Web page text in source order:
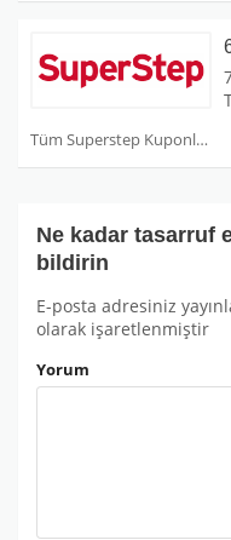
Tüm Superstep Kuponları
Ne kadar tasarruf
bildirin
E-posta adresiniz
olarak işaretlenmiştir
Yorum